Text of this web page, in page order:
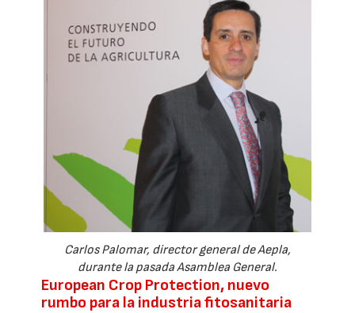
Carlos Palomar, director general de Aepla,
durante la pasada Asamblea General.
European Crop Protection, nuevo
rumbo para la industria fitosanitaria